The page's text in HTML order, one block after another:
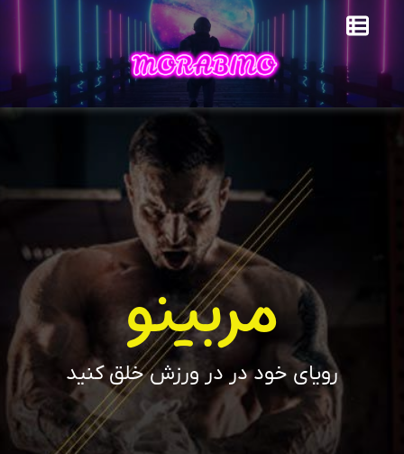
مربینو
رویای خود در در ورزش خلق کنید